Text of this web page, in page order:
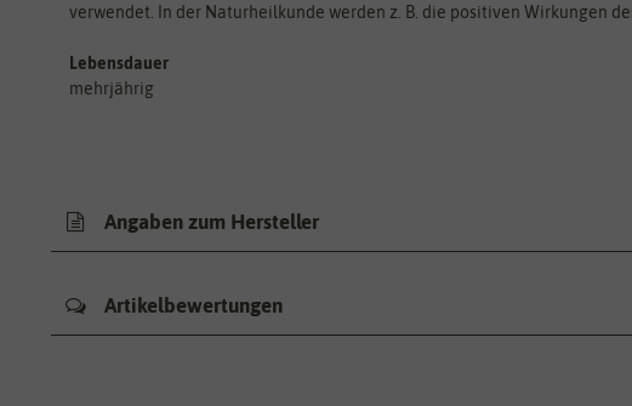
verwendet. In der Naturheilkunde werden z. B. die positiven Wirkungen
Lebensdauer
mehrjährig
Angaben zum Hersteller
Artikelbewertungen